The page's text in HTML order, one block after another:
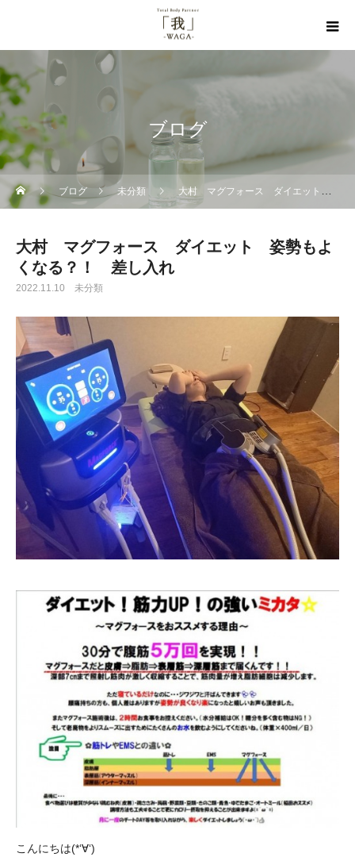
ブログ
ブログ 未分類 大村 マグフォース ダイエット 姿勢もよくなる？！ 差し入れ
大村 マグフォース ダイエット 姿勢もよ
くなる？！ 差し入れ
2022.11.10 未分類
こんにちは(*‘∀‘)